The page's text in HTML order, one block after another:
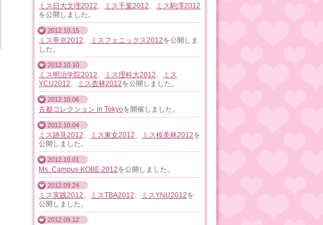
ミス日大文理2012、 ミス千葉2012、
ミス駒澤2012
を公開しました。
2012.10.15
ミス帝京2012、 ミスフェニックス2012を公開しま
した。
2012.10.10
ミス明治学院2012、 ミス理科大2012、
ミス
YCU2012、 ミス杏林2012を公開しました。
2012.10.06
古都コレクション in Tokyoを開催しました。
2012.10.04
ミス跡見2012、 ミス東女2012、 ミス桜美林2012を
公開しました。
2012.10.01
Ms. Campus KOBE 2012を公開しました。
2012.09.24
ミス実践2012、 ミスTBA2012、 ミスYNU2012を
公開しました。
2012.09.12